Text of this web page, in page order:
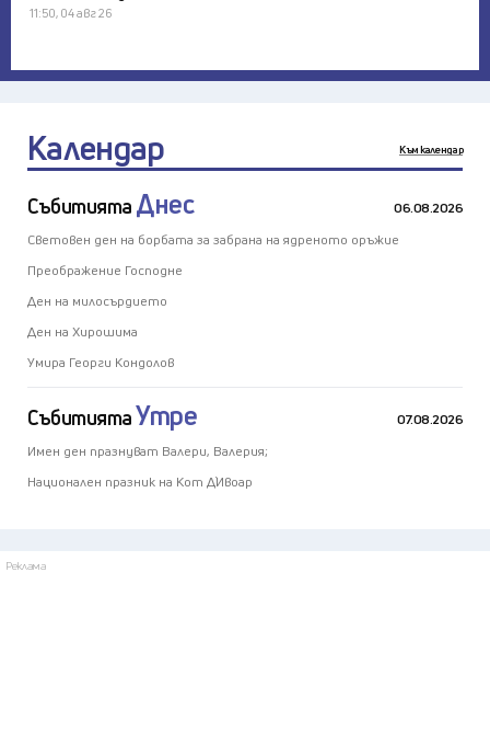
11:50, 04 авг 26
Календар Към календар
Събитията Днес
06.08.2026
Световен ден на борбата за забрана на ядреното оръжие
Преображение Господне
Ден на милосърдието
Ден на Хирошима
Умира Георги Кондолов
СъбитиятаУтре
07.08.2026
Имен ден празнуват Валери, Валерия;
Национален празник на Кот Д`Ивоар
Реклама